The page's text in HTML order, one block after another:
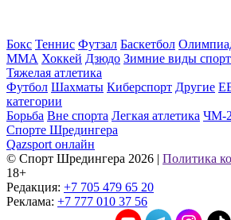
Бокс Теннис Футзал Баскетбол
ММА Хоккей Дзюдо Зимние виды
Тяжелая атлетика
Футбол Шахматы Киберспорт Другие
категории
Борьба Вне спорта Легкая атлетика ЧМ-
Спорте Шредингера
Qazsport онлайн
© Cпорт Шредингера 2026
Политика
18+
Редакция: +7 705 479 65 20
Реклама: +7 777 010 37 56